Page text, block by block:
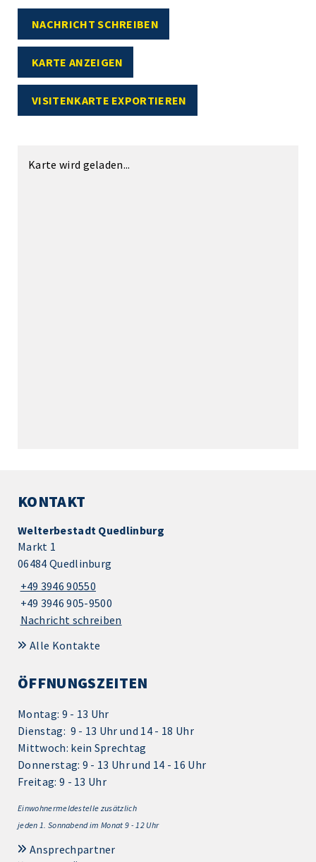
NACHRICHT SCHREIBEN
KARTE ANZEIGEN
VISITENKARTE EXPORTIEREN
Karte wird geladen...
KONTAKT
Welterbestadt Quedlinburg
Markt 1
06484 Quedlinburg
+49 3946 90550
+49 3946 905-9500
Nachricht schreiben
Alle Kontakte
ÖFFNUNGSZEITEN
Montag: 9 - 13 Uhr
Dienstag: 9 - 13 Uhr und 14 - 18 Uhr
Mittwoch: kein Sprechtag
Donnerstag: 9 - 13 Uhr und 14 - 16 Uhr
Freitag: 9 - 13 Uhr
Einwohnermeldestelle zusätzlich
jeden 1. Sonnabend im Monat 9 - 12 Uhr
Ansprechpartner